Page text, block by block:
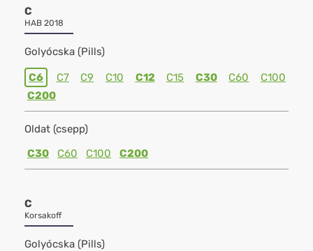
C
HAB 2018
Golyócska (Pills)
C6 C7 C9 C10 C12 C15 C30 C60
C100
C200
Oldat (csepp)
C30
C60 C100 C200
C
Korsakoff
Golyócska (Pills)